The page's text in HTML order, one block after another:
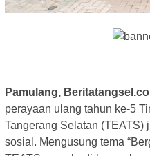
Pamulang,
perayaan ulang tahun ke-5
Tangerang Selatan (TEATS)
sosial. Mengusung tema